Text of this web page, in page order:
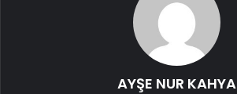
AYŞE NUR KAHYA